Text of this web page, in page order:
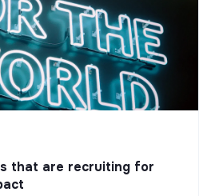
that are recruiting for